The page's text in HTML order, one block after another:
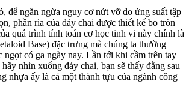
để ngăn ngừa nguy cơ nứt vỡ do ứng suất tập
phần rìa của đáy chai được thiết kế bo tròn
quá trình tính toán cơ học tinh vi này chính là
Base) đặc trưng mà chúng ta thường
ngọt có ga ngày nay. Lần tới khi cầm trên tay
nhìn xuống đáy chai, bạn sẽ thấy đằng sau
nhựa ấy là cả một thành tựu của ngành công